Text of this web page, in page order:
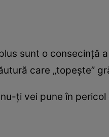
sunt o consecință
care „topește”
ți vei pune în pericol